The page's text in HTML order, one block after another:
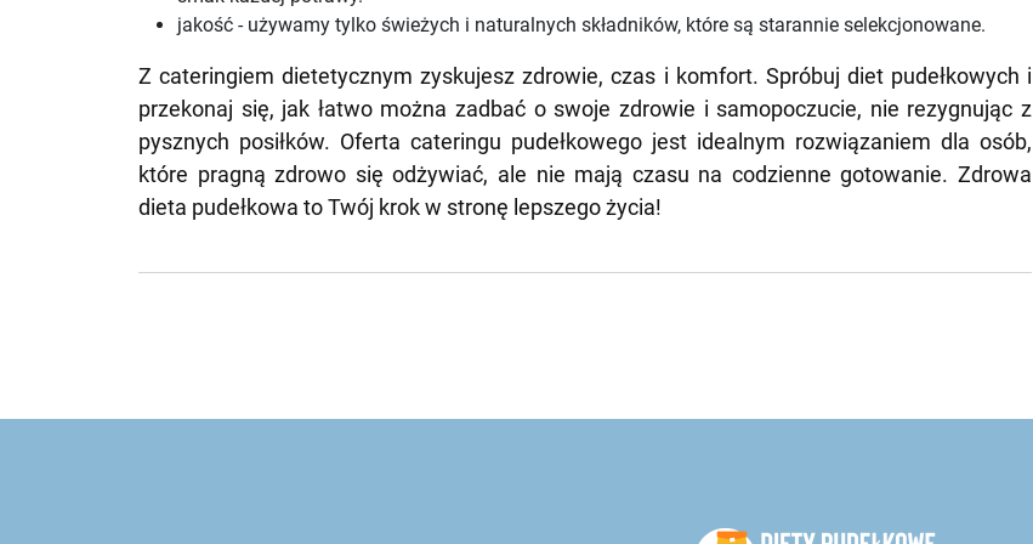
jakość - używamy tylko świeżych i naturalnych składników, które są starannie selekcjonowane.
Z cateringiem dietetycznym zyskujesz zdrowie, czas i komfort. Spróbuj diet pudełkowych i
przekonaj się, jak łatwo można zadbać o swoje zdrowie i samopoczucie, nie rezygnując z
pysznych posiłków. Oferta cateringu pudełkowego jest idealnym rozwiązaniem dla osób,
które pragną zdrowo się odżywiać, ale nie mają czasu na codzienne gotowanie. Zdrowa
dieta pudełkowa to Twój krok w stronę lepszego życia!